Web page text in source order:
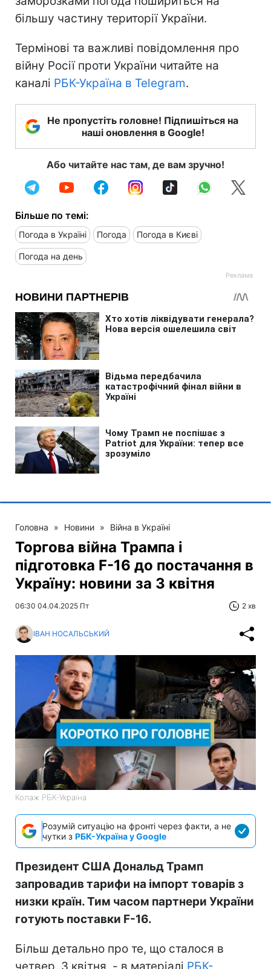
більшу частину території України.
Термінові та важливі повідомлення про
війну Росії проти України читайте на
каналі РБК-Україна в Telegram.
Не пропустіть головне! Підпишіться на
наші оновлення в Google!
Або читайте нас там, де вам зручно!
Більше по темі:
Погода в Україні Погода Погода в Києві
Погода на день
Головна » Новини » Війна в Україні
Торгова війна Трампа і
підготовка F-16 до постачання в
Україну: новини за 3 квітня
06:30 04.04.2025 Пт 2 хв
ІВАН НОСАЛЬСЬКИЙ
Колаж РБК-Україна
Розумій ситуацію на фронті через факти, а не
чутки з РБК-Україна у Google
Президент США Дональд Трамп
запровадив тарифи на імпорт товарів з
низки країн. Тим часом партнери України
готують поставки F-16.
Більш детально про те, що сталося в